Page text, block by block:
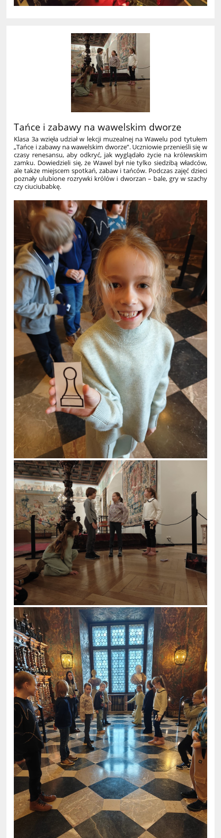
Tańce i zabawy na wawelskim dworze
Klasa 3a wzięła udział w lekcji muzealnej na Wawelu pod tytułem
„Tańce i zabawy na wawelskim dworze”. Uczniowie przenieśli się w
czasy renesansu, aby odkryć, jak wyglądało życie na królewskim
zamku. Dowiedzieli się, że Wawel był nie tylko siedzibą władców,
ale także miejscem spotkań, zabaw i tańców. Podczas zajęć dzieci
poznały ulubione rozrywki królów i dworzan – bale, gry w szachy
czy ciuciubabkę.